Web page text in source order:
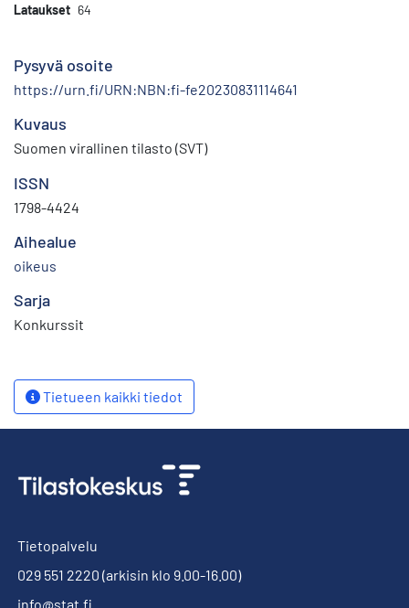
Lataukset 64
Pysyvä osoite
https://urn.fi/URN:NBN:fi-fe20230831114641
Kuvaus
Suomen virallinen tilasto (SVT)
ISSN
1798-4424
Aihealue
oikeus
Sarja
Konkurssit
Tietueen kaikki tiedot
Tietopalvelu
029 551 2220 (arkisin klo 9.00-16.00)
info@stat.fi